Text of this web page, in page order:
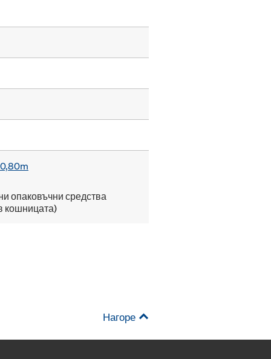
опаковъчни средства
кошницата)
Нагоре